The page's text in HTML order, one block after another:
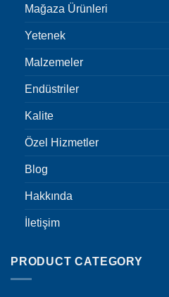
Mağaza Ürünleri
Yetenek
Malzemeler
Endüstriler
Kalite
Özel Hizmetler
Blog
Hakkında
İletişim
PRODUCT CATEGORY